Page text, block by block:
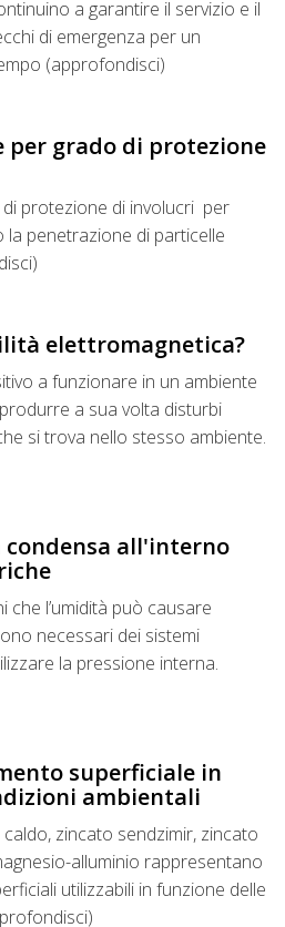
a garantire il servizio e il
di emergenza per un
(approfondisci)
per grado di protezione
di protezione di involucri per
penetrazione di particelle
elettromagnetica?
a funzionare in un ambiente
a sua volta disturbi
si trova nello stesso ambiente.
condensa all'interno
che l’umidità può causare
necessari dei sistemi
la pressione interna.
superficiale in
ambientali
zincato sendzimir, zincato
alluminio rappresentano
utilizzabili in funzione delle